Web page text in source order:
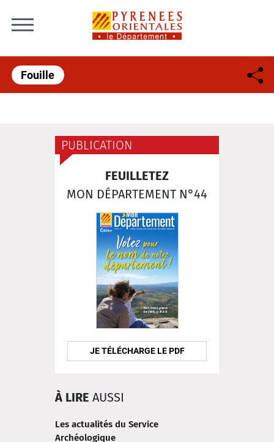
Fouille
PUBLICATION
FEUILLETEZ
MON DÉPARTEMENT N°44
JE TÉLÉCHARGE LE PDF
À LIRE AUSSI
Les actualités du Service
Archéologique